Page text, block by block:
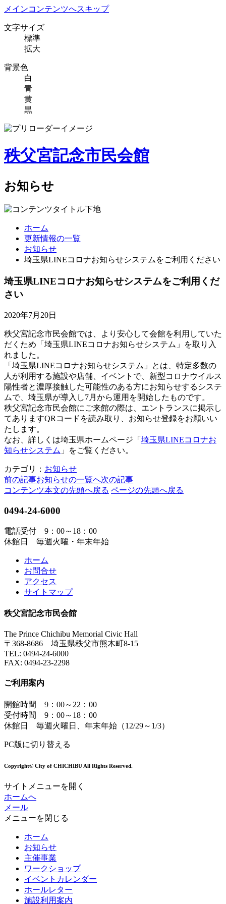
メインコンテンツへスキップ
文字サイズ
標準
拡大
背景色
白
青
黄
黒
秩父宮記念市民会館
お知らせ
ホーム
更新情報の一覧
お知らせ
埼玉県LINEコロナお知らせシステムをご利用ください
埼玉県LINEコロナお知らせシステムをご利用くだ
さい
2020年7月20日
秩父宮記念市民会館では、より安心して会館を利用していた
だくため「埼玉県LINEコロナお知らせシステム」を取り入
れました。
「埼玉県LINEコロナお知らせシステム」とは、特定多数の
人が利用する施設や店舗、イベントで、新型コロナウイルス
陽性者と濃厚接触した可能性のある方にお知らせするシステ
ムで、埼玉県が導入し7月から運用を開始したものです。
秩父宮記念市民会館にご来館の際は、エントランスに掲示し
てありますQRコードを読み取り、お知らせ登録をお願いい
たします。
なお、詳しくは埼玉県ホームページ「 埼玉県LINEコロナお
知らせシステム 」をご覧ください。
カテゴリ： お知らせ
前の記事お知らせの一覧へ次の記事
コンテンツ本文の先頭へ戻る ページの先頭へ戻る
0494-24-6000
電話受付 9：00～18：00
休館日 毎週火曜・年末年始
ホーム
お問合せ
アクセス
サイトマップ
秩父宮記念市民会館
The Prince Chichibu Memorial Civic Hall
〒368-8686 埼玉県秩父市熊木町8-15
TEL: 0494-24-6000
FAX: 0494-23-2298
ご利用案内
開館時間 9：00～22：00
受付時間 9：00～18：00
休館日 毎週火曜日、年末年始（12/29～1/3）
PC版に切り替える
Copyright© City of CHICHIBU All Rights Reserved.
サイトメニューを開く
ホームへ
メール
メニューを閉じる
ホーム
お知らせ
主催事業
ワークショップ
イベントカレンダー
ホールレター
施設利用案内